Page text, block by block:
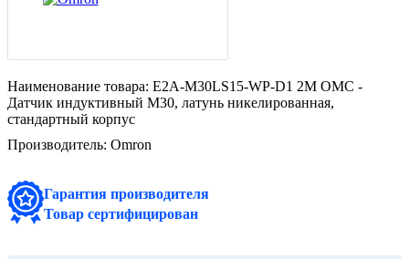
Наименование товара: E2A-M30LS15-WP-D1 2M OMC -
Датчик индуктивный M30, латунь никелированная,
стандартный корпус
Производитель: Omron
Гарантия производителя
Товар сертифицирован